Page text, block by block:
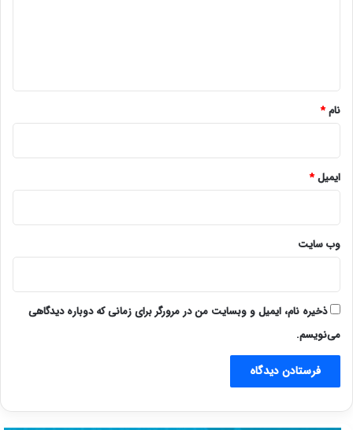
نام*
ایمیل*
وب‌ سایت
ذخیره نام، ایمیل و وبسایت من در مرورگر برای زمانی که دوباره دیدگاهی
می‌نویسم.